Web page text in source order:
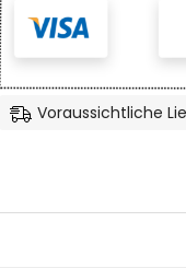
Voraussichtliche